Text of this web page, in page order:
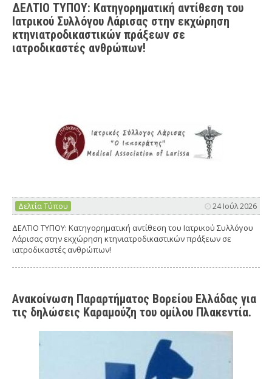
ΔΕΛΤΙΟ ΤΥΠΟΥ: Κατηγορηματική αντίθεση του
Ιατρικού Συλλόγου Λάρισας στην εκχώρηση
κτηνιατροδικαστικών πράξεων σε
ιατροδικαστές ανθρώπων!
Δελτία Τύπου 24 Ιούλ 2026
ΔΕΛΤΙΟ ΤΥΠΟΥ: Κατηγορηματική αντίθεση του Ιατρικού Συλλόγου
Λάρισας στην εκχώρηση κτηνιατροδικαστικών πράξεων σε
ιατροδικαστές ανθρώπων!
Ανακοίνωση Παραρτήματος Βορείου Ελλάδας για
τις δηλώσεις Καραμούζη του ομίλου Πλακεντία.